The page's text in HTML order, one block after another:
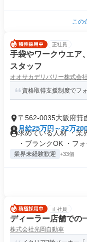
この
正社員
手袋やワークウエア
スタッフ
オオサカデリバリー株式会社
資格取得支援制度でフ
〒562-0035大阪府箕
月給25万円～32万
求めている人材 ・業
・ブランクOK ・フォ
業界未経験歓迎 +33個
正社員
ディーラー店舗での
株式会社光岡自動車